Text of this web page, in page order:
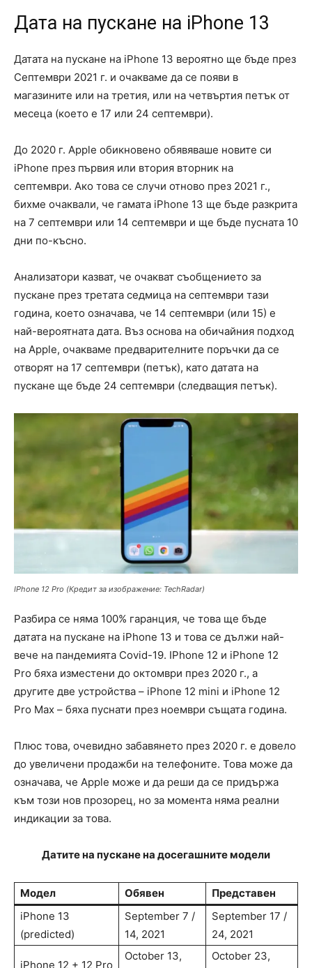
Дата на пускане на iPhone 13
Датата на пускане на iPhone 13 вероятно ще бъде през
Септември 2021 г. и очакваме да се появи в
магазините или на третия, или на четвъртия петък от
месеца (което е 17 или 24 септември).
До 2020 г. Apple обикновено обявяваше новите си
iPhone през първия или втория вторник на
септември. Ако това се случи отново през 2021 г.,
бихме очаквали, че гамата iPhone 13 ще бъде разкрита
на 7 септември или 14 септември и ще бъде пусната 10
дни по-късно.
Анализатори казват, че очакват съобщението за
пускане през третата седмица на септември тази
година, което означава, че 14 септември (или 15) е
най-вероятната дата. Въз основа на обичайния подход
на Apple, очакваме предварителните поръчки да се
отворят на 17 септември (петък), като датата на
пускане ще бъде 24 септември (следващия петък).
IPhone 12 Pro (Кредит за изображение: TechRadar)
Разбира се няма 100% гаранция, че това ще бъде
датата на пускане на iPhone 13 и това се дължи най-
вече на пандемията Covid-19. IPhone 12 и iPhone 12
Pro бяха изместени до октомври през 2020 г., а
другите две устройства – iPhone 12 mini и iPhone 12
Pro Max – бяха пуснати през ноември същата година.
Плюс това, очевидно забавянето през 2020 г. е довело
до увеличени продажби на телефоните. Това може да
означава, че Apple може и да реши да се придържа
към този нов прозорец, но за момента няма реални
индикации за това.
Датите на пускане на досегашните модели
Модел Обявен
Представен
iPhone 13
(predicted)
September 7 /
14, 2021
September 17 /
24, 2021
iPhone 12 + 12 Pro
October 13,
October 23,